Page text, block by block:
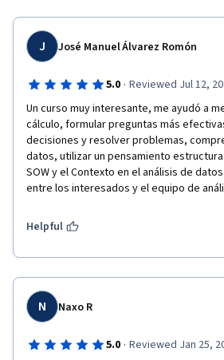
J José Manuel Álvarez Romón
5.0 · Reviewed Jul 12,
Un curso muy interesante, me ayudó a
cálculo, formular preguntas más
decisiones y resolver problemas,
datos, utilizar un pensamiento
SOW y el Contexto en el análisis de
entre los interesados y el equipo de
Helpful
N Naxo R
5.0 · Reviewed Jan 25,